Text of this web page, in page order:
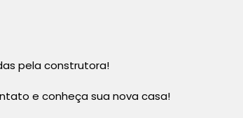
pela construtora!
e conheça sua nova casa!